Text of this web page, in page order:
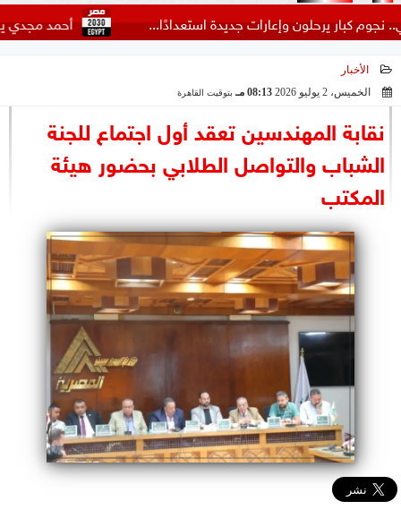
السياسة
الرئاسة
البرلمان
الوزارات
الأحزاب
صنع في مصر
أحمد مجدي يكشف وإعارات جديدة استعدادًا...
الأخبار
الخميس، 2 يوليو 2026
08:13 مـ بتوقيت القاهرة
نقابة المهندسين تعقد أول اجتماع للجنة
الشباب والتواصل الطلابي بحضور هيئة
المكتب